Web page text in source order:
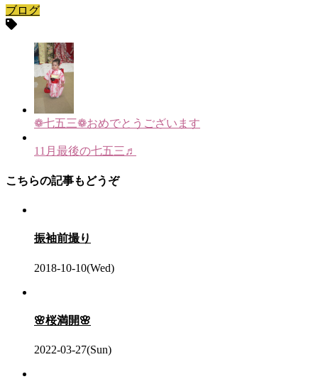
ブログ
❁七五三❁おめでとうございます
11月最後の七五三♬
こちらの記事もどうぞ
振袖前撮り
2018-10-10(Wed)
🌸桜満開🌸
2022-03-27(Sun)